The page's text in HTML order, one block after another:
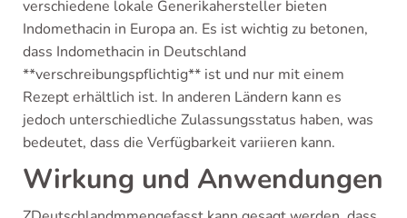
verschiedene lokale Generikahersteller bieten
Indomethacin in Europa an. Es ist wichtig zu betonen,
dass Indomethacin in Deutschland
**verschreibungspflichtig** ist und nur mit einem
Rezept erhältlich ist. In anderen Ländern kann es
jedoch unterschiedliche Zulassungsstatus haben, was
bedeutet, dass die Verfügbarkeit variieren kann.
Wirkung und Anwendungen